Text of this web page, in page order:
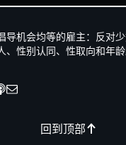
回到顶部
导机会均等的雇主：反对
、性别认同、性取向和年龄